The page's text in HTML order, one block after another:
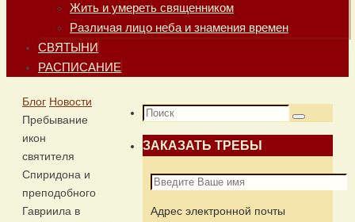
Жить и умереть священником
Различая лицо неба и знамения времен
СВЯТЫНИ
РАСПИСАНИЕ
Главная
Блог Новости
Пребывание
икон
святителя
Спиридона и
преподобного
Гавриила в
Что
Поиск
ЗАКАЗАТЬ ТРЕБЫ
Адрес электронной почты